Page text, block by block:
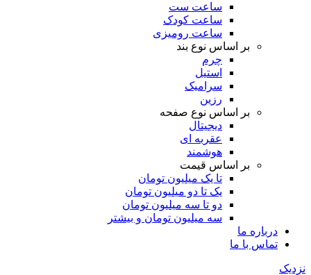
ساعت ست
ساعت کودک
ساعت رومیزی
بر اساس نوع بند
چرم
استیل
سرامیک
رزین
بر اساس نوع صفحه
دیجیتال
عقربه ای
هوشمند
بر اساس قیمت
تا یک میلیون تومان
یک تا دو میلیون تومان
دو تا سه میلیون تومان
سه میلیون تومان و بیشتر
درباره ما
تماس با ما
نزدیک